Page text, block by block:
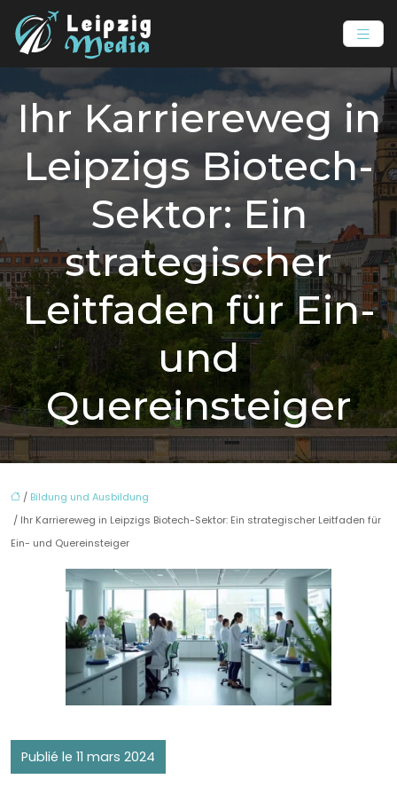
Ihr Karriereweg in
Leipzigs Biotech-
Sektor: Ein
strategischer
Leitfaden für Ein-
und
Quereinsteiger
/ Bildung und Ausbildung
/ Ihr Karriereweg in Leipzigs Biotech-Sektor: Ein strategischer Leitfaden für
Ein- und Quereinsteiger
Publié le 11 mars 2024